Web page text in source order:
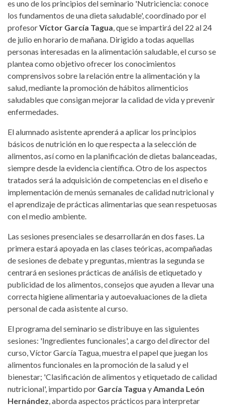
es uno de los principios del seminario 'Nutriciencia: conoce
los fundamentos de una dieta saludable', coordinado por el
profesorVíctor García Tagua , que se impartirá del 22 al 24
de julio en horario de mañana. Dirigido a todas aquellas
personas interesadas en la alimentación saludable, el curso se
plantea como objetivo ofrecer los conocimientos
comprensivos sobre la relación entre la alimentación y la
salud, mediante la promoción de hábitos alimenticios
saludables que consigan mejorar la calidad de vida y prevenir
enfermedades.
El alumnado asistente aprenderá a aplicar los principios
básicos de nutrición en lo que respecta a la selección de
alimentos, así como en la planificación de dietas balanceadas,
siempre desde la evidencia científica. Otro de los aspectos
tratados será la adquisición de competencias en el diseño e
implementación de menús semanales de calidad nutricional y
el aprendizaje de prácticas alimentarias que sean respetuosas
con el medio ambiente.
Las sesiones presenciales se desarrollarán en dos fases. La
primera estará apoyada en las clases teóricas, acompañadas
de sesiones de debate y preguntas, mientras la segunda se
centrará en sesiones prácticas de análisis de etiquetado y
publicidad de los alimentos, consejos que ayuden a llevar una
correcta higiene alimentaria y autoevaluaciones de la dieta
personal de cada asistente al curso.
El programa del seminario se distribuye en las siguientes
sesiones: 'Ingredientes funcionales', a cargo del director del
curso, Víctor García Tagua, muestra el papel que juegan los
alimentos funcionales en la promoción de la salud y el
bienestar; 'Clasificación de alimentos y etiquetado de calidad
nutricional', impartido por García Tagua y Amanda León
Hernández , aborda aspectos prácticos para interpretar